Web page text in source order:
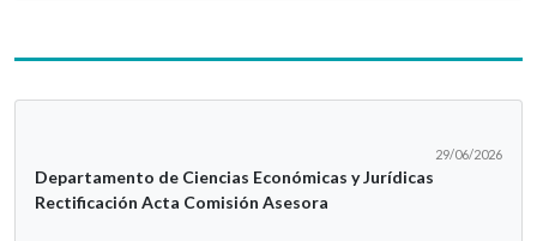
29/06/2026
Departamento de Ciencias Económicas y Jurídicas
Rectificación Acta Comisión Asesora